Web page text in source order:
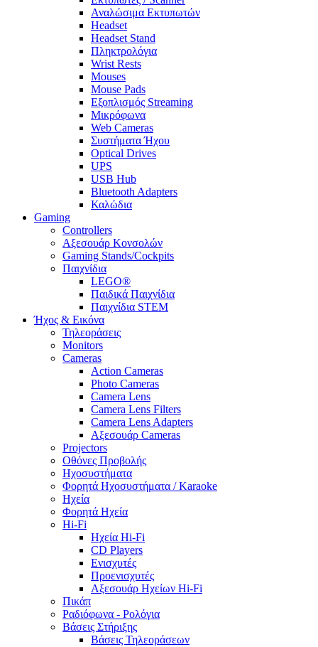
Αναλώσιμα Εκτυπωτών
Headset
Headset Stand
Πληκτρολόγια
Wrist Rests
Mouses
Mouse Pads
Εξοπλισμός Streaming
Μικρόφωνα
Web Cameras
Συστήματα Ήχου
Optical Drives
UPS
USB Hub
Bluetooth Adapters
Καλώδια
Gaming
Controllers
Αξεσουάρ Κονσολών
Gaming Stands/Cockpits
Παιχνίδια
LEGO®
Παιδικά Παιχνίδια
Παιχνίδια STEM
Ήχος & Εικόνα
Τηλεοράσεις
Monitors
Cameras
Action Cameras
Photo Cameras
Camera Lens
Camera Lens Filters
Camera Lens Adapters
Αξεσουάρ Cameras
Projectors
Οθόνες Προβολής
Ηχοσυστήματα
Φορητά Ηχοσυστήματα / Karaoke
Ηχεία
Φορητά Ηχεία
Hi-Fi
Ηχεία Hi-Fi
CD Players
Ενισχυτές
Προενισχυτές
Αξεσουάρ Ηχείων Hi-Fi
Πικάπ
Ραδιόφωνα - Ρολόγια
Βάσεις Στήριξης
Βάσεις Τηλεοράσεων